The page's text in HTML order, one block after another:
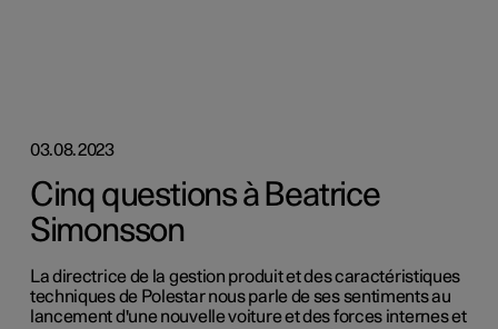
03.08.2023
Cinq questions à Beatrice
Simonsson
La directrice de la gestion produit et des caractéristiques
techniques de Polestar nous parle de ses sentiments au
lancement d'une nouvelle voiture et des forces internes et